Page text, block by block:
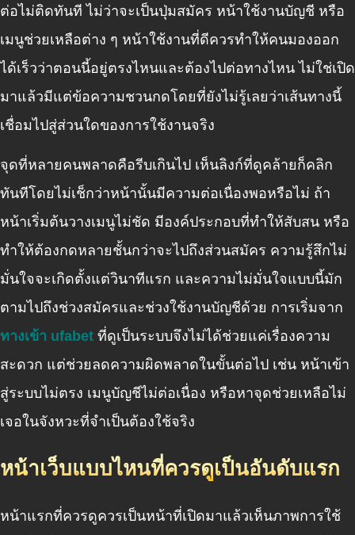
ต่อไม่ติดทันที ไม่ว่าจะเป็นปุ่มสมัคร หน้าใช้งานบัญชี หรือ
เมนูช่วยเหลือต่าง ๆ หน้าใช้งานที่ดีควรทำให้คนมองออก
ได้เร็วว่าตอนนี้อยู่ตรงไหนและต้องไปต่อทางไหน ไม่ใช่เปิด
มาแล้วมีแต่ข้อความชวนกดโดยที่ยังไม่รู้เลยว่าเส้นทางนี้
เชื่อมไปสู่ส่วนใดของการใช้งานจริง
จุดที่หลายคนพลาดคือรีบเกินไป เห็นลิงก์ที่ดูคล้ายก็คลิก
ทันทีโดยไม่เช็กว่าหน้านั้นมีความต่อเนื่องพอหรือไม่ ถ้า
หน้าเริ่มต้นวางเมนูไม่ชัด มีองค์ประกอบที่ทำให้สับสน หรือ
ทำให้ต้องกดหลายชั้นกว่าจะไปถึงส่วนสมัคร ความรู้สึกไม่
มั่นใจจะเกิดตั้งแต่วินาทีแรก และความไม่มั่นใจแบบนี้มัก
ตามไปถึงช่วงสมัครและช่วงใช้งานบัญชีด้วย การเริ่มจาก
ทางเข้า ufabet ที่ดูเป็นระบบจึงไม่ได้ช่วยแค่เรื่องความ
สะดวก แต่ช่วยลดความผิดพลาดในขั้นต่อไป เช่น หน้าเข้า
สู่ระบบไม่ตรง เมนูบัญชีไม่ต่อเนื่อง หรือหาจุดช่วยเหลือไม่
เจอในจังหวะที่จำเป็นต้องใช้จริง
หน้าเว็บแบบไหนที่ควรดูเป็นอันดับแรก
หน้าแรกที่ควรดูควรเป็นหน้าที่เปิดมาแล้วเห็นภาพการใช้